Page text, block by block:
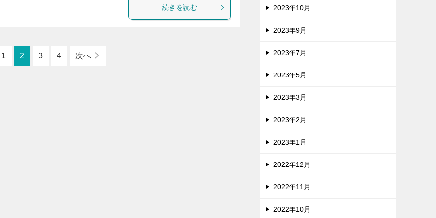
続きを読む
1 2 3 4 次へ
2023年10月
2023年9月
2023年7月
2023年5月
2023年3月
2023年2月
2023年1月
2022年12月
2022年11月
2022年10月